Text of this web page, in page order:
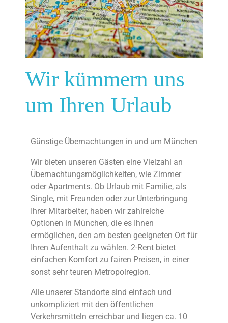
Wir kümmern uns
um Ihren Urlaub
Günstige Übernachtungen in und um München
Wir bieten unseren Gästen eine Vielzahl an
Übernachtungsmöglichkeiten, wie Zimmer
oder Apartments. Ob Urlaub mit Familie, als
Single, mit Freunden oder zur Unterbringung
Ihrer Mitarbeiter, haben wir zahlreiche
Optionen in München, die es Ihnen
ermöglichen, den am besten geeigneten Ort für
Ihren Aufenthalt zu wählen. 2-Rent bietet
einfachen Komfort zu fairen Preisen, in einer
sonst sehr teuren Metropolregion.
Alle unserer Standorte sind einfach und
unkompliziert mit den öffentlichen
Verkehrsmitteln erreichbar und liegen ca. 10